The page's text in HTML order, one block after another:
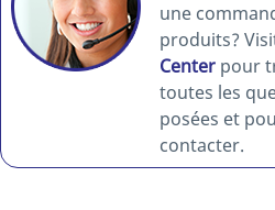
une
produits?
Center pour
toutes les
posées et
contacter.